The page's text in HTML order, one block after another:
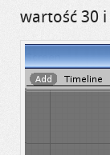
wartość 30 i